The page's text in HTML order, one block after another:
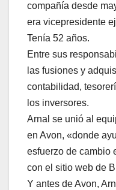
compañía desde
era vicepresidente
Tenía 52 años.
Entre sus
las fusiones y
contabilidad,
los inversores.
Arnal se unió al
en Avon, «donde
esfuerzo de cambio
con el sitio web de
Y antes de Avon,